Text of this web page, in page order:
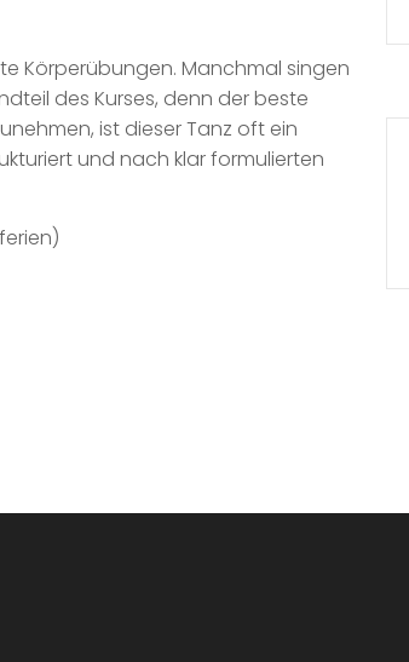
Körperübungen. Manchmal singen
des Kurses, denn der beste
ist dieser Tanz oft ein
und nach klar formulierten